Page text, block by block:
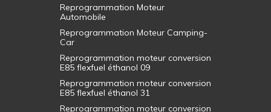
Reprogrammation Moteur
Automobile
Reprogrammation Moteur Camping-
Car
Reprogrammation moteur conversion
E85 flexfuel éthanol 09
Reprogrammation moteur conversion
E85 flexfuel éthanol 31
Reprogrammation moteur conversion